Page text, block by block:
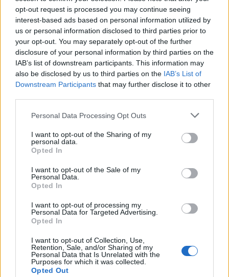
opt-out request is processed you may continue seeing
interest-based ads based on personal information utilized by
us or personal information disclosed to third parties prior to
your opt-out. You may separately opt-out of the further
disclosure of your personal information by third parties on the
IAB’s list of downstream participants. This information may
also be disclosed by us to third parties on the IAB’s List of
Downstream Participants that may further disclose it to other
Personal Data Processing Opt Outs
I want to opt-out of the Sharing of my
personal data.
Opted In
I want to opt-out of the Sale of my
Personal Data.
Opted In
I want to opt-out of processing my
Personal Data for Targeted Advertising.
Opted In
I want to opt-out of Collection, Use,
Retention, Sale, and/or Sharing of my
Personal Data that Is Unrelated with the
Purposes for which it was collected.
Opted Out
Estanislao Lopez, Santa Fé
Arbitro:Pierre Brousset (FFR)
Assistant Referees:Ben O’Keeffe (NZR),
James Doleman (NZR)
TMO: Marius Jonker (SARU)